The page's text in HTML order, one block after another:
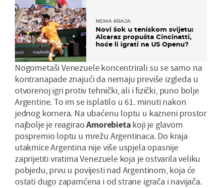
NEMA KRAJA
Novi šok u teniskom svijetu:
Alcaraz propušta Cincinatti,
hoće li igrati na US Openu?
Nogometaši Venezuele koncentrirali su se samo na
kontranapade znajući da nemaju previše izgleda u
otvorenoj igri protiv tehnički, ali i fizički, puno bolje
Argentine. To im se isplatilo u 61. minuti nakon
jednog kornera. Na ubaćenu loptu u kazneni prostor
najbolje je reagiraoAmorebietakoji je glavom
pospremio loptu u mrežu Argentinaca. Do kraja
utakmice Argentina nije više uspjela opasnije
zaprijetiti vratima Venezuele koja je ostvarila veliku
pobjedu, prvu u povijesti nad Argentinom, koja će
ostati dugo zapamćena i od strane igrača i navijača.